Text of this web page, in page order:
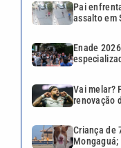
Pai
assalto em
Enade
Vai melar?
renovação
Criança de
Mongaguá;